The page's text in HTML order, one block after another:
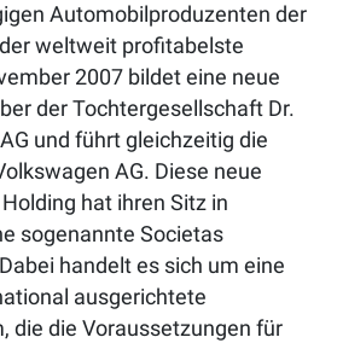
Automobilproduzenten der
weltweit profitabelste
2007 bildet eine neue
der Tochtergesellschaft Dr.
und führt gleichzeitig die
AG. Diese neue
hat ihren Sitz in
sogenannte Societas
handelt es sich um eine
ausgerichtete
die die Voraussetzungen für